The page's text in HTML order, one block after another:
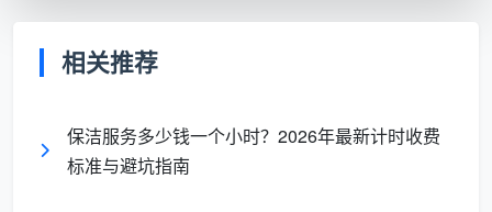
相关推荐
保洁服务多少钱一个小时？2026年最新计时收费
标准与避坑指南